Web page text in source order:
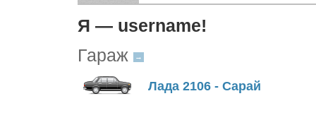
Я — username!
Гараж
→
Лада 2106 - Сарай